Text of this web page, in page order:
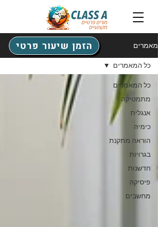
מאמרים
כל המאמרים
מתמטיקה
אנגלית
כימיה
הוראה מתקנת
בגרויות
חדשנות
פיסיקה
מחשבים
כל המאמרים
הזמן שיעור פרטי